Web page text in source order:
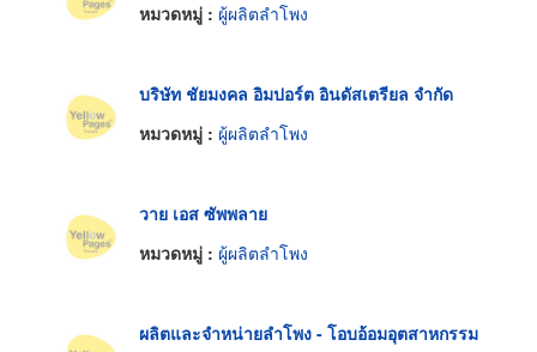
หมวดหมู่ : ผู้ผลิตลำโพง
บริษัท ชัยมงคล อิมปอร์ต อินดัสเตรียล จำกัด
หมวดหมู่ : ผู้ผลิตลำโพง
วาย เอส ซัพพลาย
หมวดหมู่ : ผู้ผลิตลำโพง
ผลิตและจำหน่ายลำโพง - โอบอ้อมอุตสาหกรรม